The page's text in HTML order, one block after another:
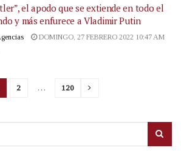
el apodo que se extiende en todo el
y más enfurece a Vladimir Putin
DOMINGO, 27 FEBRERO 2022 10:47 AM
2 … 120